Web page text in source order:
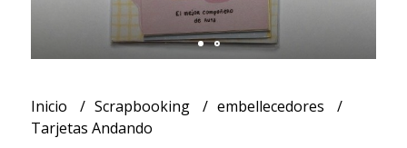
Inicio Scrapbooking
embellecedores
Tarjetas Andando